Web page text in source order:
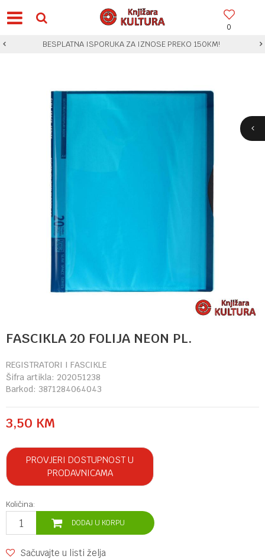
0
BESPLATNA ISPORUKA ZA IZNOSE PREKO 150KM!
FASCIKLA 20 FOLIJA NEON PL.
REGISTRATORI I FASCIKLE
Šifra artikla: 202051238
Barkod: 3871284064043
3,50 KM
PROVJERI DOSTUPNOST U
PRODAVNICAMA
Količina:
DODAJ U KORPU
Sačuvajte u listi želja